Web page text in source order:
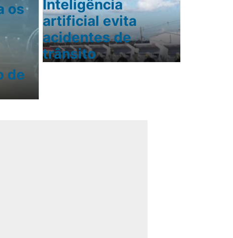
os
de
Inteligência
artificial evita
acidentes de
trânsito